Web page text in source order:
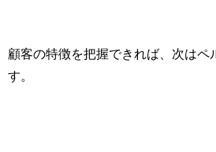
顧客の特徴を把握できれば、次はペ
す。